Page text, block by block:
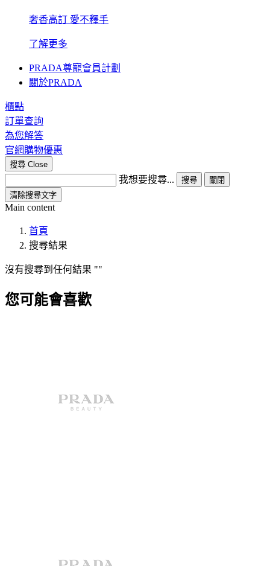
奢香高訂 愛不釋手
了解更多
PRADA尊寵會員計劃
關於PRADA
櫃點
訂單查詢
為您解答
官網購物優惠
搜尋 Close
我想要搜尋... 搜尋
關閉
清除搜尋文字
Main content
首頁
搜尋結果
沒有搜尋到任何結果
您可能會喜歡